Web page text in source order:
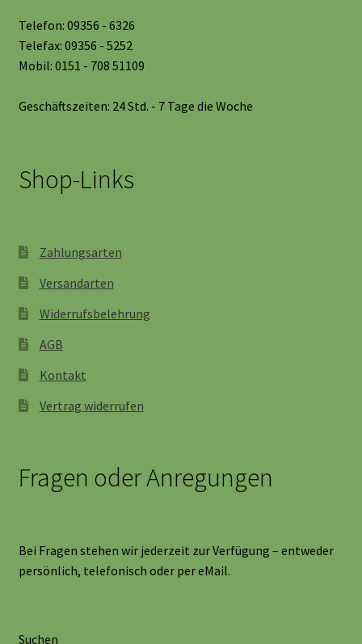
Telefon: 09356 - 6326
Telefax: 09356 - 5252
Mobil: 0151 - 708 51109
Geschäftszeiten: 24 Std. - 7 Tage die Woche
Shop-Links
Zahlungsarten
Versandarten
Widerrufsbelehrung
AGB
Kontakt
Vertrag widerrufen
Fragen oder Anregungen
Bei Fragen stehen wir jederzeit zur Verfügung – entweder
persönlich, telefonisch oder per eMail.
Suchen